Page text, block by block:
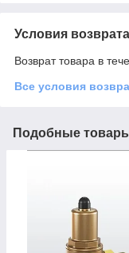
Условия возврата
Возврат товара в
Все условия
Подобные